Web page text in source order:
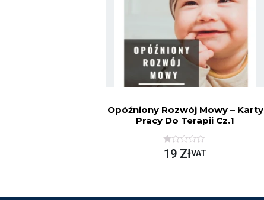
Opóźniony Rozwój Mowy – Karty
Pracy Do Terapii Cz.1
O
C
N
19 ZłVAT